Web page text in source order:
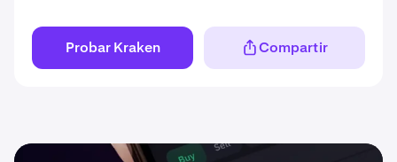
Probar Kraken Compartir